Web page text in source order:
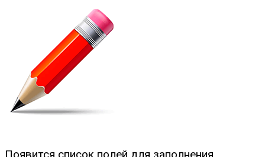
Появится список полей для заполнения.